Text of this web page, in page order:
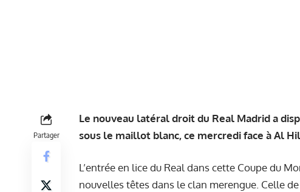
Partager
Le nouveau latéral droit du Real Madrid a
sous le maillot blanc, ce mercredi face à Al
L’entrée en lice du Real dans cette Coupe du
nouvelles têtes dans le clan merengue. Celle